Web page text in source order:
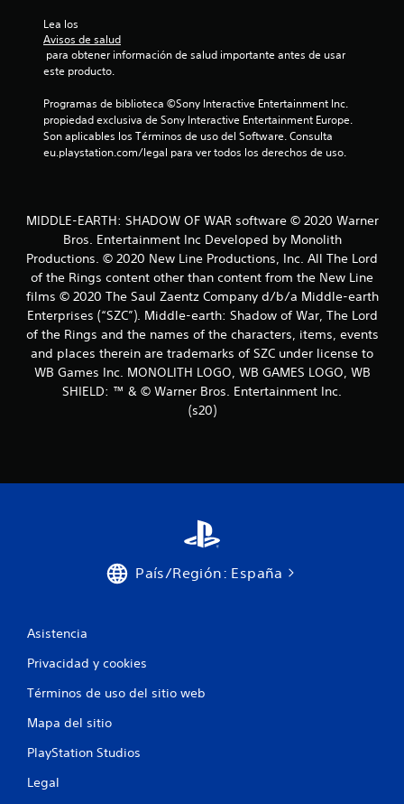
i
n
e
Lea los
Avisos de salud
este producto.
Programas de biblioteca ©Sony Interactive Entertainment Inc.
propiedad exclusiva de Sony Interactive Entertainment Europe.
Son aplicables los Términos de uso del Software. Consulta
eu.playstation.com/legal para ver todos los derechos de uso.
MIDDLE-EARTH: SHADOW OF WAR software © 2020 Warner
Bros. Entertainment Inc Developed by Monolith
Productions. © 2020 New Line Productions, Inc. All The Lord
of the Rings content other than content from the New Line
films © 2020 The Saul Zaentz Company d/b/a Middle-earth
Enterprises (“SZC”). Middle-earth: Shadow of War, The Lord
of the Rings and the names of the characters, items, events
and places therein are trademarks of SZC under license to
WB Games Inc. MONOLITH LOGO, WB GAMES LOGO, WB
SHIELD: ™ & © Warner Bros. Entertainment Inc.
(s20)
País/Región: España
Asistencia
Privacidad y cookies
Términos de uso del sitio web
Mapa del sitio
PlayStation Studios
Legal